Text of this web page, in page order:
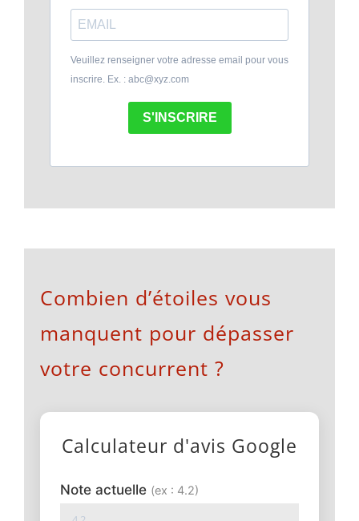
Veuillez renseigner votre adresse email pour vous
inscrire. Ex. : abc@xyz.com
S'INSCRIRE
Combien d’étoiles vous
manquent pour dépasser
votre concurrent ?
Calculateur d'avis Google
Note actuelle (ex : 4.2)